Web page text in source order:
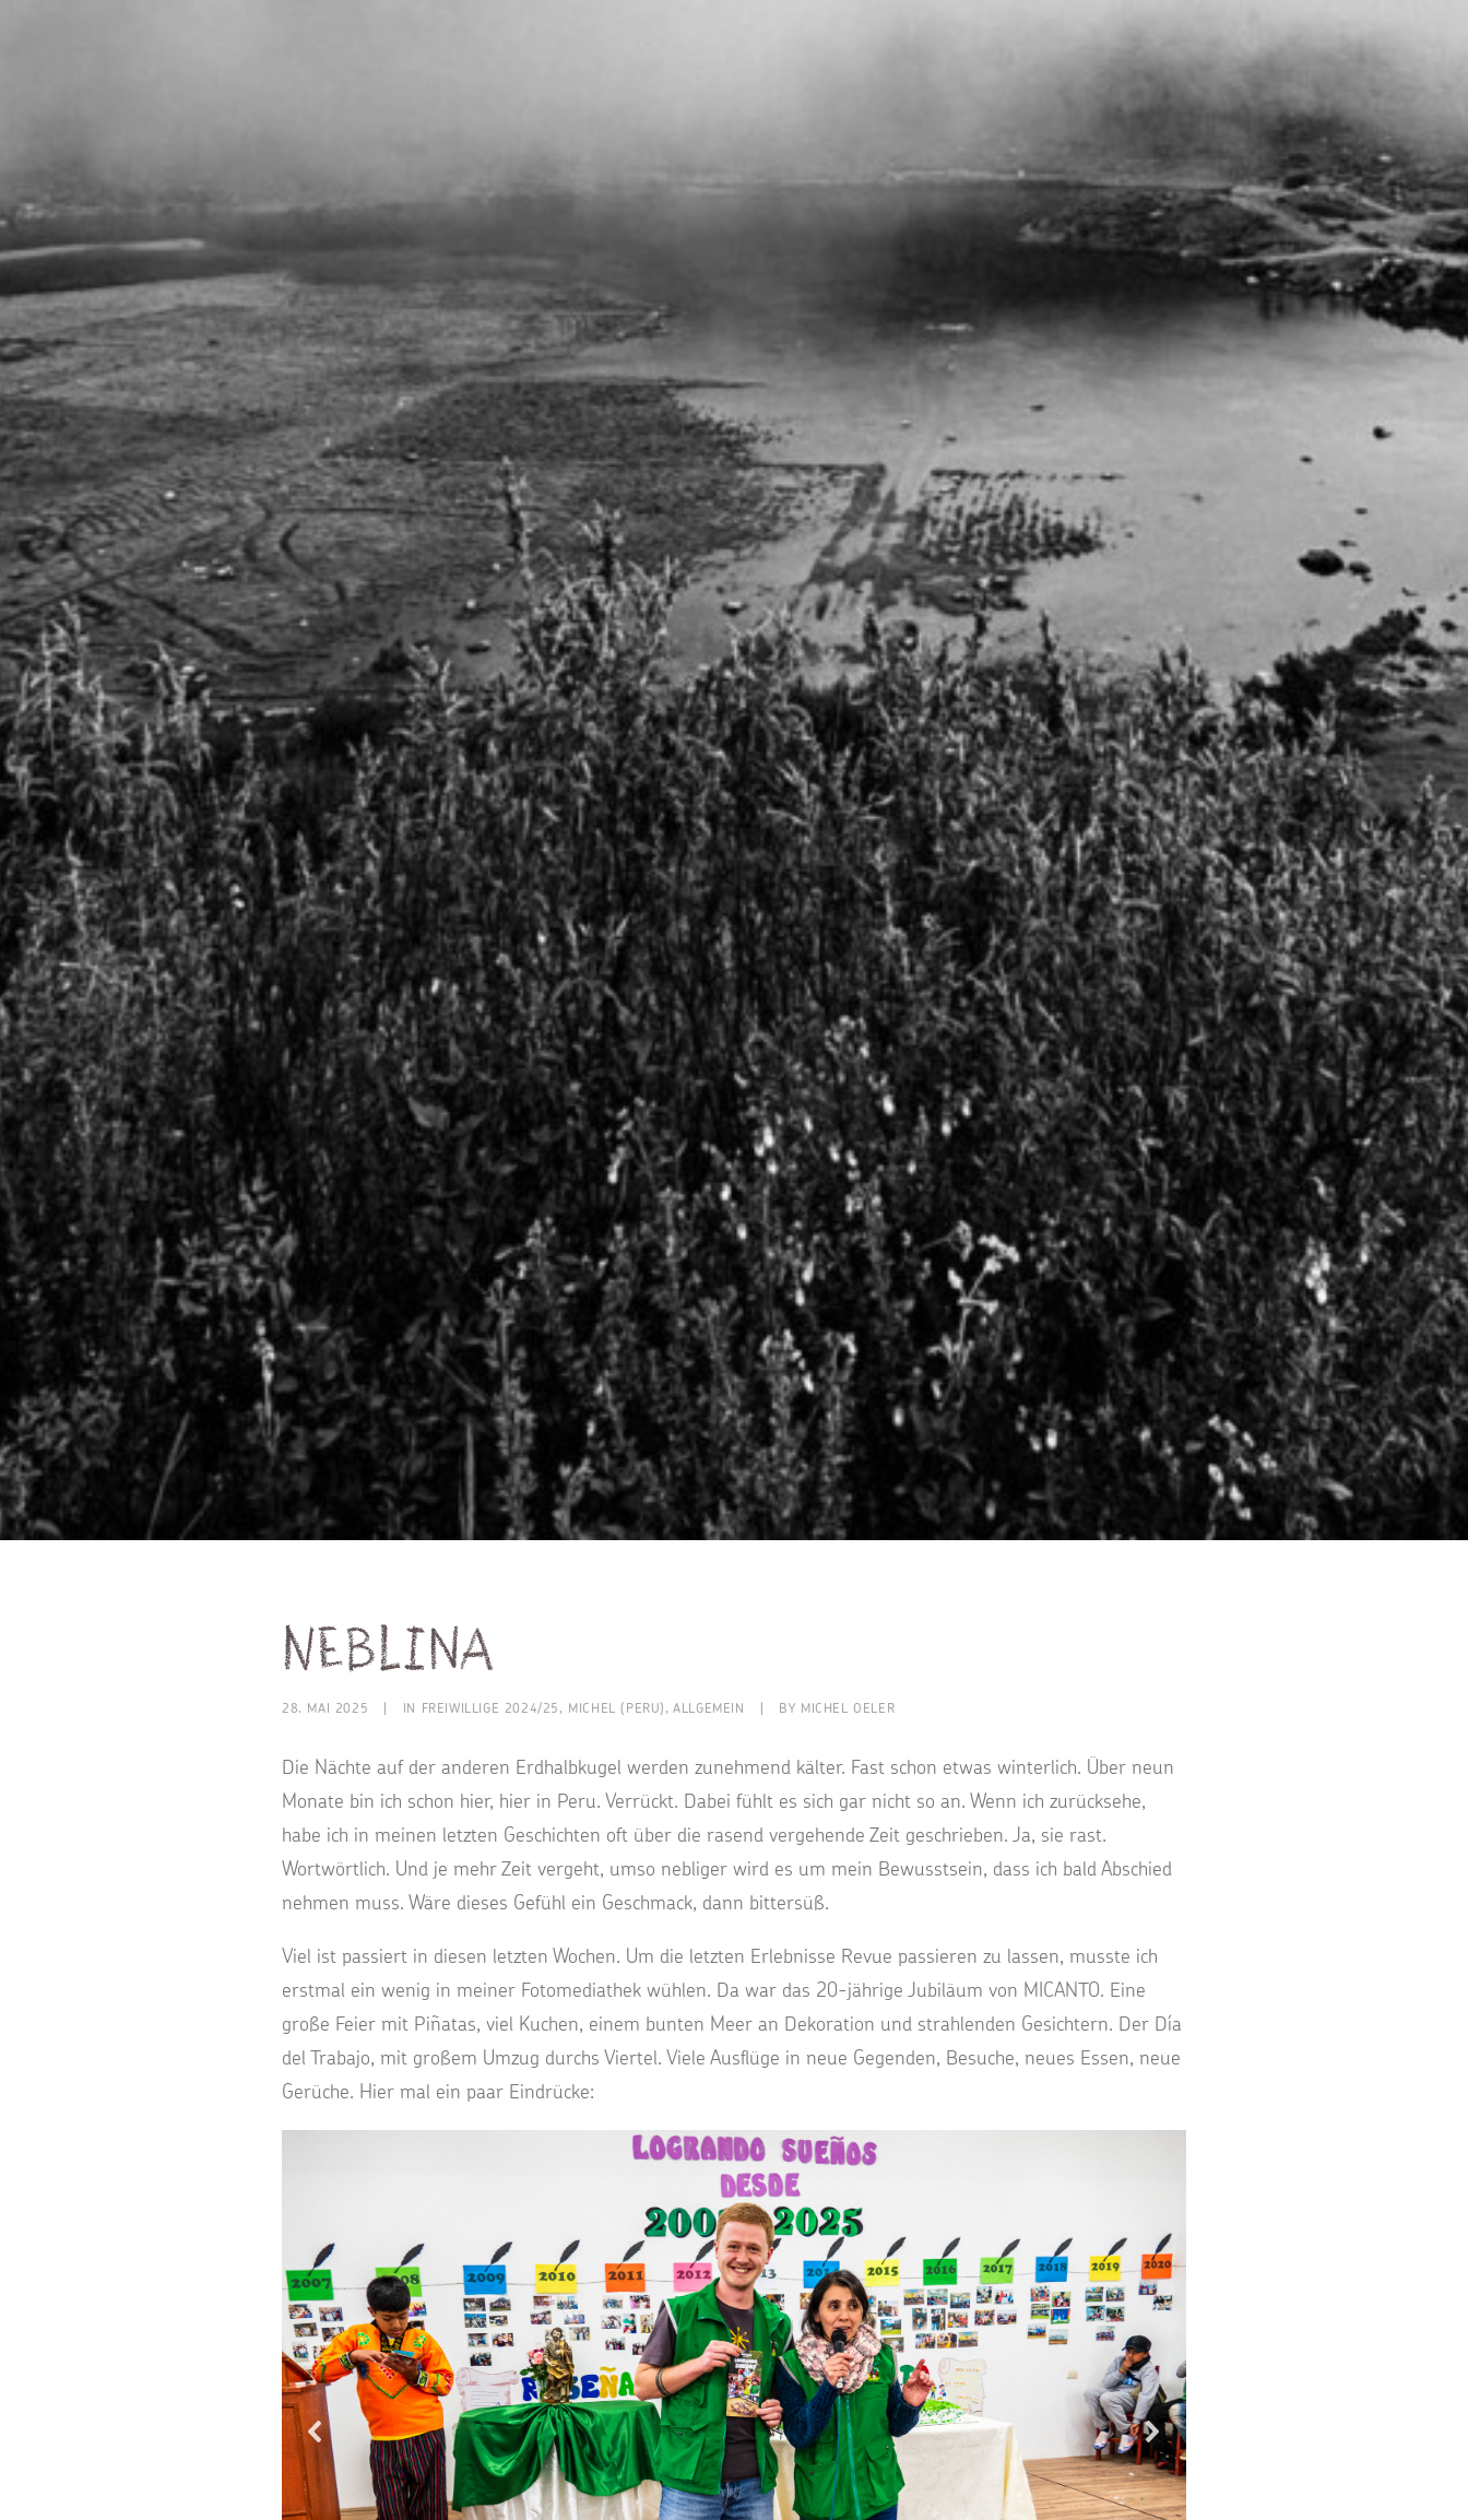
Neblina
28. MAI 2025 IN FREIWILLIGE 2024/25 , MICHEL (PERU) ,ALLGEMEIN BY MICHEL OELER
Die Nächte auf der anderen Erdhalbkugel werden zunehmend kälter. Fast schon etwas winterlich. Über neun
Monate bin ich schon hier, hier in Peru. Verrückt. Dabei fühlt es sich gar nicht so an. Wenn ich zurücksehe,
habe ich in meinen letzten Geschichten oft über die rasend vergehende Zeit geschrieben. Ja, sie rast.
Wortwörtlich. Und je mehr Zeit vergeht, umso nebliger wird es um mein Bewusstsein, dass ich bald Abschied
nehmen muss. Wäre dieses Gefühl ein Geschmack, dann bittersüß.
Viel ist passiert in diesen letzten Wochen. Um die letzten Erlebnisse Revue passieren zu lassen, musste ich
erstmal ein wenig in meiner Fotomediathek wühlen. Da war das 20-jährige Jubiläum von MICANTO. Eine
große Feier mit Piñatas, viel Kuchen, einem bunten Meer an Dekoration und strahlenden Gesichtern. Der Día
del Trabajo, mit großem Umzug durchs Viertel. Viele Ausflüge in neue Gegenden, Besuche, neues Essen, neue
Gerüche. Hier mal ein paar Eindrücke: